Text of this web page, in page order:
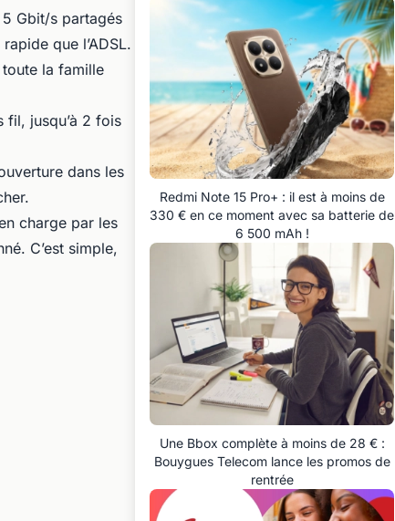
Gbit/s partagés
que l’ADSL.
la famille
fil, jusqu’à 2 fois
dans les
charge par les
C’est simple,
Redmi Note 15 Pro+ : il est à moins de
330 € en ce moment avec sa batterie de
6 500 mAh !
Une Bbox complète à moins de 28 € :
Bouygues Telecom lance les promos de
rentrée